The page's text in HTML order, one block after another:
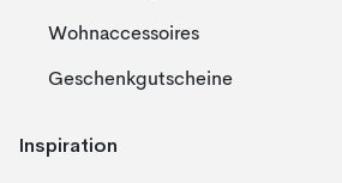
Wohnaccessoires
Geschenkgutscheine
Inspiration